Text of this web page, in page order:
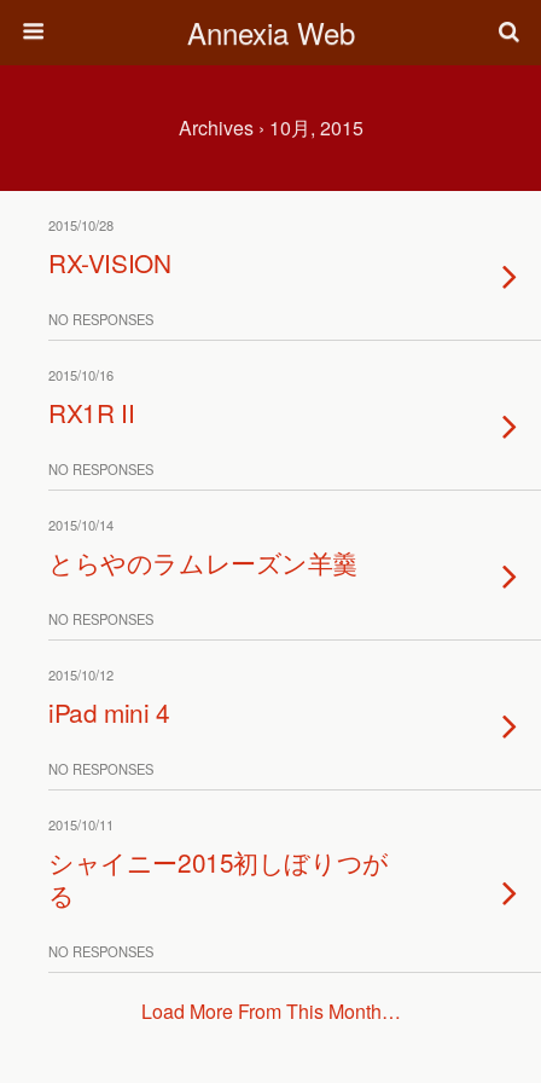
Annexia Web
Archives › 10月, 2015
2015/10/28
RX-VISION
NO RESPONSES
2015/10/16
RX1R II
NO RESPONSES
2015/10/14
とらやのラムレーズン羊羹
NO RESPONSES
2015/10/12
iPad mini 4
NO RESPONSES
2015/10/11
シャイニー2015初しぼりつが
る
NO RESPONSES
Load More From This Month…